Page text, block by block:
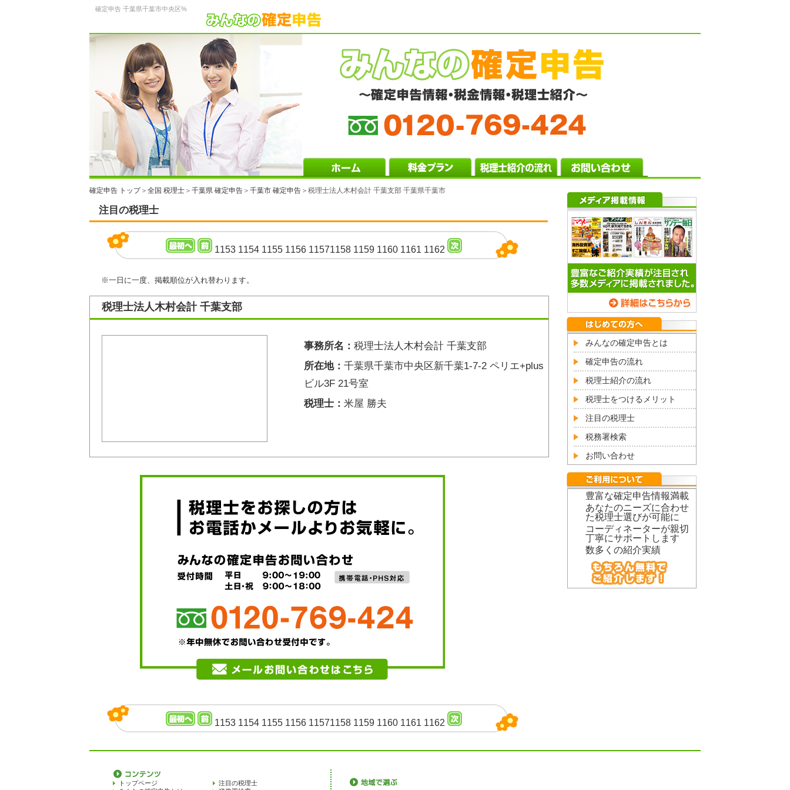
確定申告 千葉県千葉市中央区%
確定申告 トップ＞ 全国 税理士 ＞ 千葉県 確定申告 ＞ 千葉市 確定申告 ＞税理士法人木村会計 千葉支部 千葉県千葉市
注目の税理士
1153 1154 1155 1156 11571158 1159 1160 1161 1162
※一日に一度、掲載順位が入れ替わります。
税理士法人木村会計 千葉支部
事務所名： 税理士法人木村会計 千葉支部
所在地： 千葉県千葉市中央区新千葉1-7-2 ペリエ+plus
ビル3F 21号室
税理士： 米屋 勝夫
1153 1154 1155 1156 11571158 1159 1160 1161 1162
みんなの確定申告とは
確定申告の流れ
税理士紹介の流れ
税理士をつけるメリット
注目の税理士
税務署検索
お問い合わせ
豊富な確定申告情報満載
あなたのニーズに合わせ
た税理士選びが可能に
コーディネーターが親切
丁寧にサポートします
数多くの紹介実績
トップページ
注目の税理士